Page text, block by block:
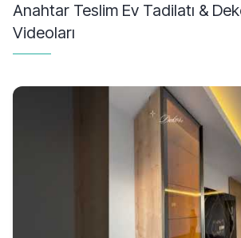
Anahtar Teslim Ev Tadilatı &
Videoları